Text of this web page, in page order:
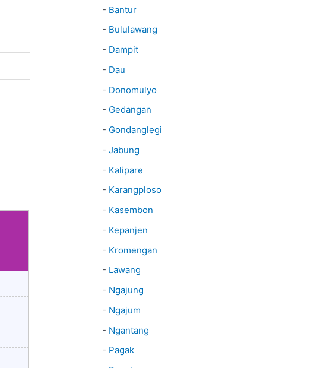
- Bantur
- Bululawang
- Dampit
- Dau
- Donomulyo
- Gedangan
- Gondanglegi
- Jabung
- Kalipare
- Karangploso
- Kasembon
- Kepanjen
- Kromengan
- Lawang
- Ngajung
- Ngajum
- Ngantang
- Pagak